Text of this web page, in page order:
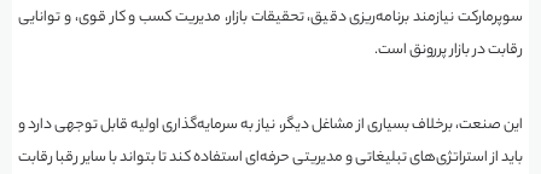
سوپرمارکت نیازمند برنامه‌ریزی دقیق، تحقیقات بازار، مدیریت کسب و کار قوی، و توانایی
رقابت در بازار پررونق است.
این صنعت، برخلاف بسیاری از مشاغل دیگر، نیاز به سرمایه‌گذاری اولیه قابل توجهی دارد و
باید از استراتژی‌های تبلیغاتی و مدیریتی حرفه‌ای استفاده کند تا بتواند با سایر رقبا رقابت